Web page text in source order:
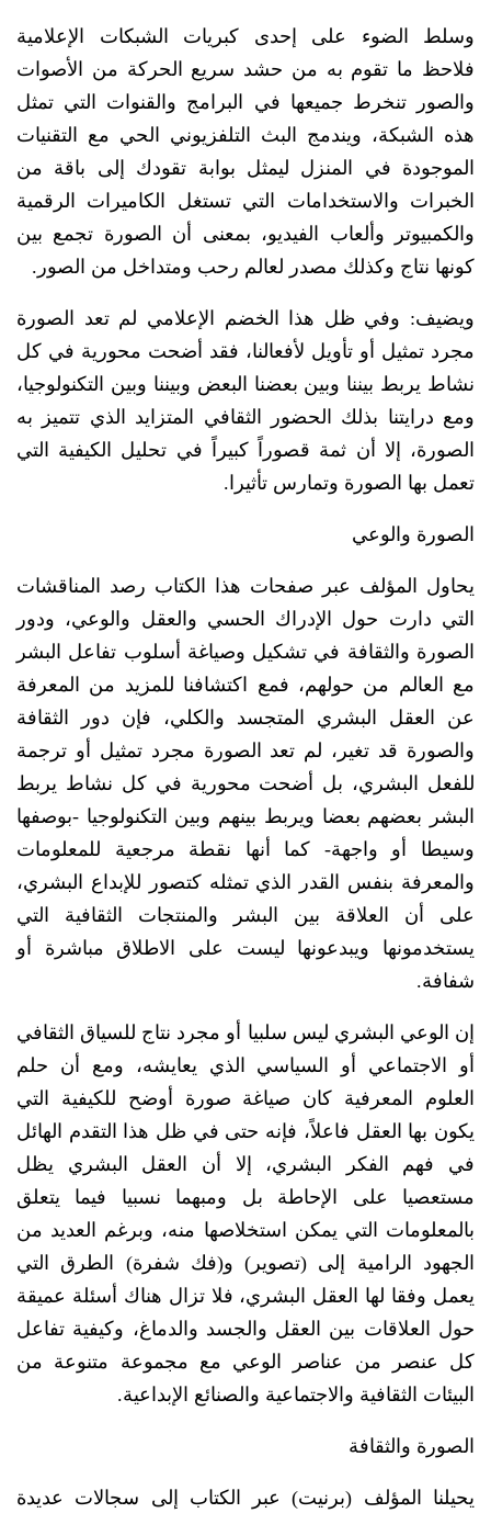
وسلط الضوء على إحدى كبريات الشبكات الإعلامية
فلاحظ ما تقوم به من حشد سريع الحركة من الأصوات
والصور تنخرط جميعها في البرامج والقنوات التي تمثل
هذه الشبكة، ويندمج البث التلفزيوني الحي مع التقنيات
الموجودة في المنزل ليمثل بوابة تقودك إلى باقة من
الخبرات والاستخدامات التي تستغل الكاميرات الرقمية
والكمبيوتر وألعاب الفيديو، بمعنى أن الصورة تجمع بين
كونها نتاج وكذلك مصدر لعالم رحب ومتداخل من الصور.
ويضيف: وفي ظل هذا الخضم الإعلامي لم تعد الصورة
مجرد تمثيل أو تأويل لأفعالنا، فقد أضحت محورية في كل
نشاط يربط بيننا وبين بعضنا البعض وبيننا وبين التكنولوجيا،
ومع درايتنا بذلك الحضور الثقافي المتزايد الذي تتميز به
الصورة، إلا أن ثمة قصوراً كبيراً في تحليل الكيفية التي
تعمل بها الصورة وتمارس تأثيرا.
الصورة والوعي
يحاول المؤلف عبر صفحات هذا الكتاب رصد المناقشات
التي دارت حول الإدراك الحسي والعقل والوعي، ودور
الصورة والثقافة في تشكيل وصياغة أسلوب تفاعل البشر
مع العالم من حولهم، فمع اكتشافنا للمزيد من المعرفة
عن العقل البشري المتجسد والكلي، فإن دور الثقافة
والصورة قد تغير، لم تعد الصورة مجرد تمثيل أو ترجمة
للفعل البشري، بل أضحت محورية في كل نشاط يربط
البشر بعضهم بعضا ويربط بينهم وبين التكنولوجيا -بوصفها
وسيطا أو واجهة- كما أنها نقطة مرجعية للمعلومات
والمعرفة بنفس القدر الذي تمثله كتصور للإبداع البشري،
على أن العلاقة بين البشر والمنتجات الثقافية التي
يستخدمونها ويبدعونها ليست على الاطلاق مباشرة أو
شفافة.
إن الوعي البشري ليس سلبيا أو مجرد نتاج للسياق الثقافي
أو الاجتماعي أو السياسي الذي يعايشه، ومع أن حلم
العلوم المعرفية كان صياغة صورة أوضح للكيفية التي
يكون بها العقل فاعلاً، فإنه حتى في ظل هذا التقدم الهائل
في فهم الفكر البشري، إلا أن العقل البشري يظل
مستعصيا على الإحاطة بل ومبهما نسبيا فيما يتعلق
بالمعلومات التي يمكن استخلاصها منه، وبرغم العديد من
الجهود الرامية إلى (تصوير) و(فك شفرة) الطرق التي
يعمل وفقا لها العقل البشري، فلا تزال هناك أسئلة عميقة
حول العلاقات بين العقل والجسد والدماغ، وكيفية تفاعل
كل عنصر من عناصر الوعي مع مجموعة متنوعة من
البيئات الثقافية والاجتماعية والصنائع الإبداعية.
الصورة والثقافة
يحيلنا المؤلف (برنيت) عبر الكتاب إلى سجالات عديدة